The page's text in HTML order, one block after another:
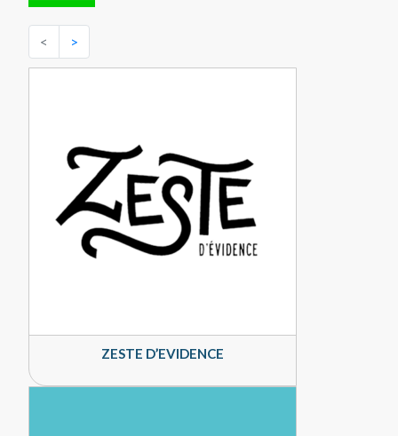
< >
ZESTE D’EVIDENCE